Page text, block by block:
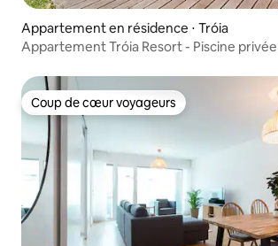
Appartement en résidence ⋅ Tróia
Appartement Tróia Resort - Piscine
Coup de cœur voyageurs
Coup de cœur voyageurs